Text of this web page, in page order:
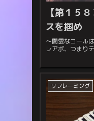
【第１５
スを掴め
～闇雲なコール
レアポ、つまり
リフレーミング